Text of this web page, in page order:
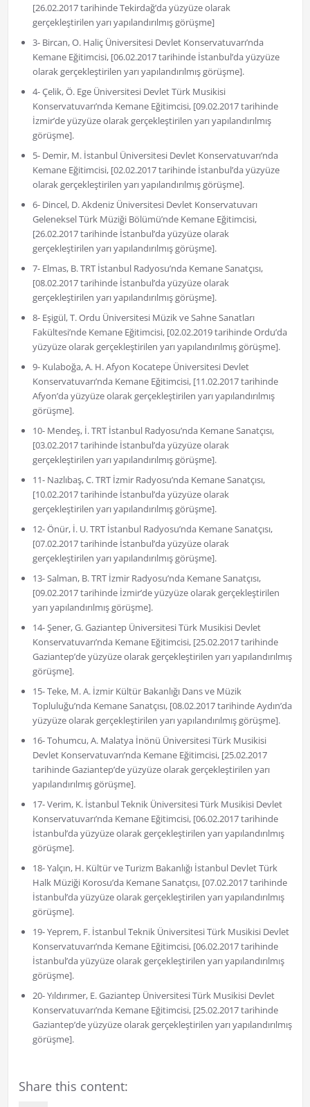
[26.02.2017 tarihinde Tekirdağ’da yüzyüze olarak
gerçekleştirilen yarı yapılandırılmış görüşme]
3- Bircan, O. Haliç Üniversitesi Devlet Konservatuvarı’nda
Kemane Eğitimcisi, [06.02.2017 tarihinde İstanbul’da yüzyüze
olarak gerçekleştirilen yarı yapılandırılmış görüşme].
4- Çelik, Ö. Ege Üniversitesi Devlet Türk Musikisi
Konservatuvarı’nda Kemane Eğitimcisi, [09.02.2017 tarihinde
İzmir’de yüzyüze olarak gerçekleştirilen yarı yapılandırılmış
görüşme].
5- Demir, M. İstanbul Üniversitesi Devlet Konservatuvarı’nda
Kemane Eğitimcisi, [02.02.2017 tarihinde İstanbul’da yüzyüze
olarak gerçekleştirilen yarı yapılandırılmış görüşme].
6- Dincel, D. Akdeniz Üniversitesi Devlet Konservatuvarı
Geleneksel Türk Müziği Bölümü’nde Kemane Eğitimcisi,
[26.02.2017 tarihinde İstanbul’da yüzyüze olarak
gerçekleştirilen yarı yapılandırılmış görüşme].
7- Elmas, B. TRT İstanbul Radyosu’nda Kemane Sanatçısı,
[08.02.2017 tarihinde İstanbul’da yüzyüze olarak
gerçekleştirilen yarı yapılandırılmış görüşme].
8- Eşigül, T. Ordu Üniversitesi Müzik ve Sahne Sanatları
Fakültesi’nde Kemane Eğitimcisi, [02.02.2019 tarihinde Ordu’da
yüzyüze olarak gerçekleştirilen yarı yapılandırılmış görüşme].
9- Kulaboğa, A. H. Afyon Kocatepe Üniversitesi Devlet
Konservatuvarı’nda Kemane Eğitimcisi, [11.02.2017 tarihinde
Afyon’da yüzyüze olarak gerçekleştirilen yarı yapılandırılmış
görüşme].
10- Mendeş, İ. TRT İstanbul Radyosu’nda Kemane Sanatçısı,
[03.02.2017 tarihinde İstanbul’da yüzyüze olarak
gerçekleştirilen yarı yapılandırılmış görüşme].
11- Nazlıbaş, C. TRT İzmir Radyosu’nda Kemane Sanatçısı,
[10.02.2017 tarihinde İstanbul’da yüzyüze olarak
gerçekleştirilen yarı yapılandırılmış görüşme].
12- Önür, İ. U. TRT İstanbul Radyosu’nda Kemane Sanatçısı,
[07.02.2017 tarihinde İstanbul’da yüzyüze olarak
gerçekleştirilen yarı yapılandırılmış görüşme].
13- Salman, B. TRT İzmir Radyosu’nda Kemane Sanatçısı,
[09.02.2017 tarihinde İzmir’de yüzyüze olarak gerçekleştirilen
yarı yapılandırılmış görüşme].
14- Şener, G. Gaziantep Üniversitesi Türk Musikisi Devlet
Konservatuvarı’nda Kemane Eğitimcisi, [25.02.2017 tarihinde
Gaziantep’de yüzyüze olarak gerçekleştirilen yarı yapılandırılmış
görüşme].
15- Teke, M. A. İzmir Kültür Bakanlığı Dans ve Müzik
Topluluğu’nda Kemane Sanatçısı, [08.02.2017 tarihinde Aydın’da
yüzyüze olarak gerçekleştirilen yarı yapılandırılmış görüşme].
16- Tohumcu, A. Malatya İnönü Üniversitesi Türk Musikisi
Devlet Konservatuvarı’nda Kemane Eğitimcisi, [25.02.2017
tarihinde Gaziantep’de yüzyüze olarak gerçekleştirilen yarı
yapılandırılmış görüşme].
17- Verim, K. İstanbul Teknik Üniversitesi Türk Musikisi Devlet
Konservatuvarı’nda Kemane Eğitimcisi, [06.02.2017 tarihinde
İstanbul’da yüzyüze olarak gerçekleştirilen yarı yapılandırılmış
görüşme].
18- Yalçın, H. Kültür ve Turizm Bakanlığı İstanbul Devlet Türk
Halk Müziği Korosu’da Kemane Sanatçısı, [07.02.2017 tarihinde
İstanbul’da yüzyüze olarak gerçekleştirilen yarı yapılandırılmış
görüşme].
19- Yeprem, F. İstanbul Teknik Üniversitesi Türk Musikisi Devlet
Konservatuvarı’nda Kemane Eğitimcisi, [06.02.2017 tarihinde
İstanbul’da yüzyüze olarak gerçekleştirilen yarı yapılandırılmış
görüşme].
20- Yıldırımer, E. Gaziantep Üniversitesi Türk Musikisi Devlet
Konservatuvarı’nda Kemane Eğitimcisi, [25.02.2017 tarihinde
Gaziantep’de yüzyüze olarak gerçekleştirilen yarı yapılandırılmış
görüşme].
Share this content: